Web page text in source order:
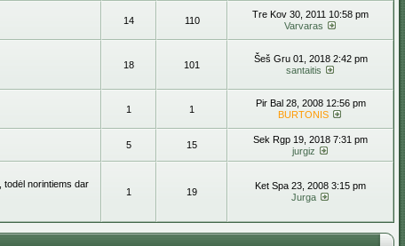
14 110
Tre Kov 30, 2011 10:58 pm
Varvaras
18 101
Šeš Gru 01, 2018 2:42 pm
santaitis
1 1
Pir Bal 28, 2008 12:56 pm
BURTONIS
5 15
Sek Rgp 19, 2018 7:31 pm
jurgiz
todėl norintiems dar
1 19
Ket Spa 23, 2008 3:15 pm
Jurga